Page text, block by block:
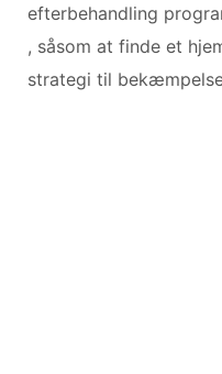
efterbehandling
, såsom at finde et
strategi til